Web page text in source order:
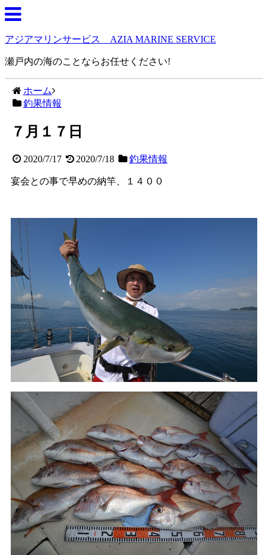
アジアマリンサービス AZIA MARINE SERVICE
瀬戸内の海のことならお任せください!
ホーム
釣果情報
７月１７日
2020/7/17 2020/7/18 釣果情報
宴会との事で早めの納竿、１４００